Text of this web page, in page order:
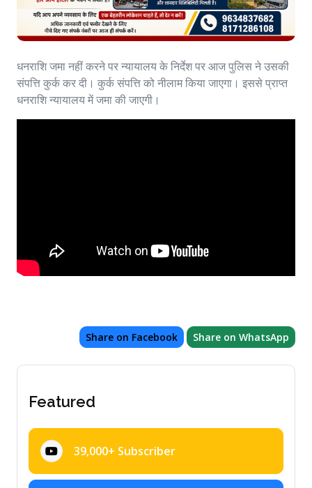
धनराशि जमा नहीं करने पर न्यायालय के निर्देश पर आज पुलिस ने उसकी
संपत्ति कुर्क कर दी। कुर्क संपत्ति को नीलाम किया जाएगा। इससे प्राप्त
धनराशि न्यायालय में जमा की जाएगी।
Share on Facebook Share on WhatsApp
Featured
39,000+ Subscriber